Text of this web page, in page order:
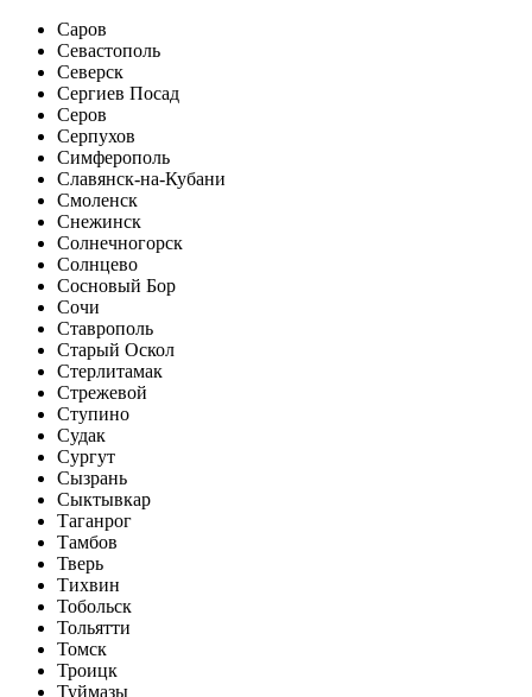
Саров
Севастополь
Северск
Сергиев Посад
Серов
Серпухов
Симферополь
Славянск-на-Кубани
Смоленск
Снежинск
Солнечногорск
Солнцево
Сосновый Бор
Сочи
Ставрополь
Старый Оскол
Стерлитамак
Стрежевой
Ступино
Судак
Сургут
Сызрань
Сыктывкар
Таганрог
Тамбов
Тверь
Тихвин
Тобольск
Тольятти
Томск
Троицк
Туймазы